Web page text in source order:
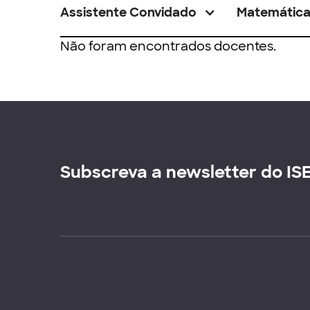
Assistente Convidado Matemática
Não foram encontrados docentes.
Subscreva a newsletter do